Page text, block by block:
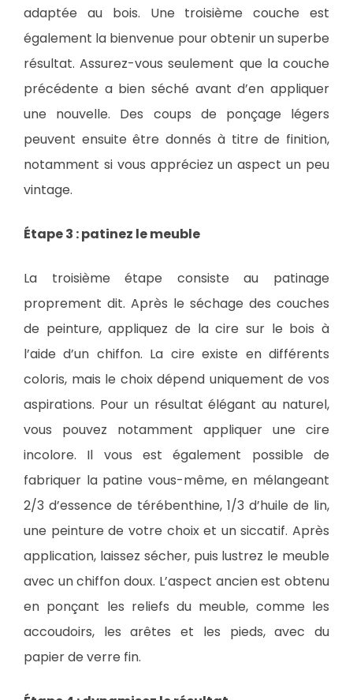
adaptée au bois. Une troisième couche est
également la bienvenue pour obtenir un superbe
résultat. Assurez-vous seulement que la couche
précédente a bien séché avant d’en appliquer
une nouvelle. Des coups de ponçage légers
peuvent ensuite être donnés à titre de finition,
notamment si vous appréciez un aspect un peu
vintage.
Étape 3 : patinez le meuble
La troisième étape consiste au patinage
proprement dit. Après le séchage des couches
de peinture, appliquez de la cire sur le bois à
l’aide d’un chiffon. La cire existe en différents
coloris, mais le choix dépend uniquement de vos
aspirations. Pour un résultat élégant au naturel,
vous pouvez notamment appliquer une cire
incolore. Il vous est également possible de
fabriquer la patine vous-même, en mélangeant
2/3 d’essence de térébenthine, 1/3 d’huile de lin,
une peinture de votre choix et un siccatif. Après
application, laissez sécher, puis lustrez le meuble
avec un chiffon doux. L’aspect ancien est obtenu
en ponçant les reliefs du meuble, comme les
accoudoirs, les arêtes et les pieds, avec du
papier de verre fin.